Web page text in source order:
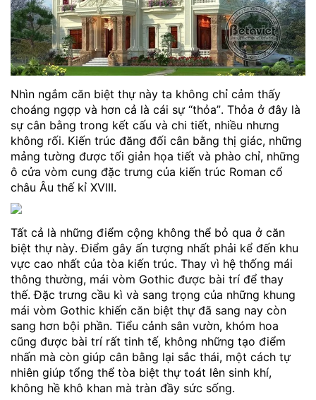
Nhìn ngắm căn biệt thự này ta không chỉ cảm thấy
choáng ngợp và hơn cả là cái sự “thỏa”. Thỏa ở đây là
sự cân bằng trong kết cấu và chi tiết, nhiều nhưng
không rối. Kiến trúc đăng đối cân bằng thị giác, những
mảng tường được tối giản họa tiết và phào chỉ, những
ô cửa vòm cung đặc trưng của kiến trúc Roman cổ
châu Âu thế kỉ XVIII.
Tất cả là những điểm cộng không thể bỏ qua ở căn
biệt thự này. Điểm gây ấn tượng nhất phải kể đến khu
vực cao nhất của tòa kiến trúc. Thay vì hệ thống mái
thông thường, mái vòm Gothic được bài trí để thay
thế. Đặc trưng cầu kì và sang trọng của những khung
mái vòm Gothic khiến căn biệt thự đã sang nay còn
sang hơn bội phần. Tiểu cảnh sân vườn, khóm hoa
cũng được bài trí rất tinh tế, không những tạo điểm
nhấn mà còn giúp cân bằng lại sắc thái, một cách tự
nhiên giúp tổng thể tòa biệt thự toát lên sinh khí,
không hề khô khan mà tràn đầy sức sống.